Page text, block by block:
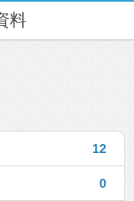
料
12
0